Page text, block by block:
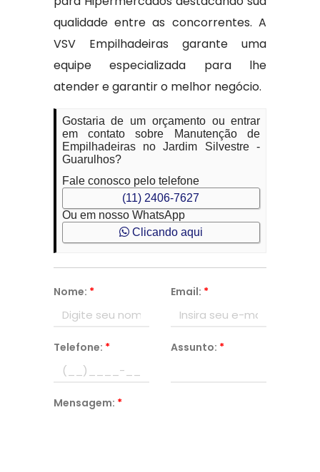
qualidade entre as concorrentes. A
VSV Empilhadeiras garante uma
equipe especializada para lhe
atender e garantir o melhor negócio.
Gostaria de um orçamento ou entrar
em contato sobre Manutenção de
Empilhadeiras no Jardim Silvestre -
Guarulhos?
Fale conosco pelo telefone
(11) 2406-7627
Ou em nosso WhatsApp
Clicando aqui
Nome: * Email: *
Telefone: * Assunto: *
Mensagem: *